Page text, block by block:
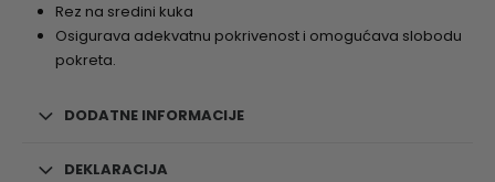
Rez na sredini kuka
Osigurava adekvatnu pokrivenost i omogućava slobodu
pokreta.
DODATNE INFORMACIJE
DEKLARACIJA